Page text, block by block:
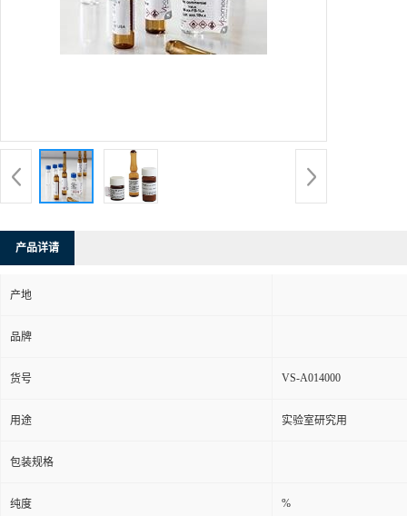
产品详请
产地
品牌
货号 VS-A014000
用途 实验室研究用
包装规格
纯度 %